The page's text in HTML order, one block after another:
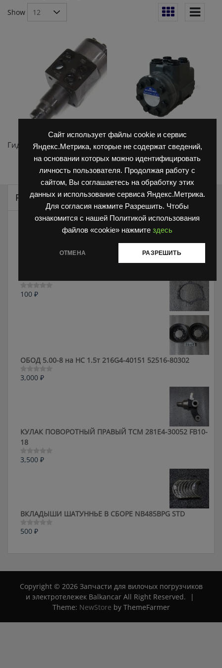
Сайт использует файлы cookie и сервис
Яндекс.Метрика, которые не содержат сведений,
на основании которых можно идентифицировать
личность пользователя. Продолжая работу с
сайтом, Вы соглашаетесь на обработку этих
данных и использование сервиса Яндекс.Метрика.
Для согласия нажмите Разрешить. Чтобы
ознакомится с нашей Политикой использования
файлов «cookie» нажмите здесь
ОТМЕНА РАЗРЕШИТЬ
Show
Гидростаты(6) Насос-дозаторы(6)
Распродажа
ФЛАНЕЦ 380 / 0411 5433
Оценка
100 ₽
ОБОД 5.00-8 на HC 1.5т 216G4-40151 52516-80302
Оценка
3,000 ₽
КУЛАК ПОВОРОТНЫЙ ПРАВЫЙ ТСМ 281E4-30052 FB10-
18
Оценка
3,500 ₽
ВКЛАДЫШИ ШАТУННЬЕ В СБОРЕ NB485BPG STD
Оценка
500 ₽
Copyright © 2026 Запчасти для вилочых погрузчиков
и электротележек Balkancar All Right Reserved.
|
Theme: NewStore by ThemeFarmer